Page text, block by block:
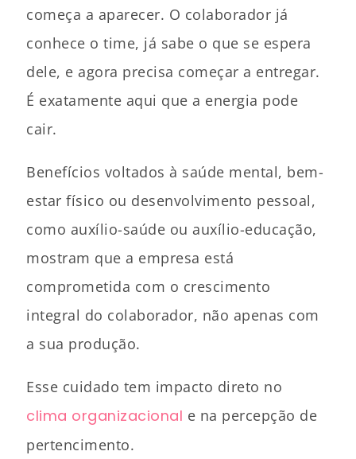
começa a aparecer. O colaborador já
conhece o time, já sabe o que se espera
dele, e agora precisa começar a entregar.
É exatamente aqui que a energia pode
cair.
Benefícios voltados à saúde mental, bem-
estar físico ou desenvolvimento pessoal,
como auxílio-saúde ou auxílio-educação,
mostram que a empresa está
comprometida com o crescimento
integral do colaborador, não apenas com
a sua produção.
Esse cuidado tem impacto direto no
clima organizacional e na percepção de
pertencimento.